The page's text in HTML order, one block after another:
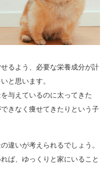
るよう、必要な栄養成分が計
と思います。
与えているのに太ってきた
きなく痩せてきたりという子
違いが考えられるでしょう。
ば、ゆっくりと家にいること